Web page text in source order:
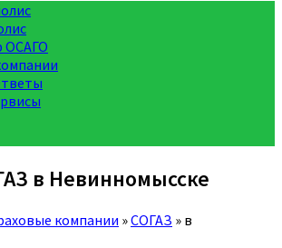
ОСАГО
в Невинномысске
компании »СОГАЗ » в